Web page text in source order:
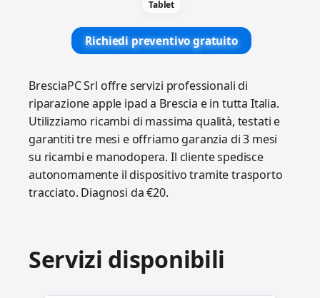
Tablet
Richiedi preventivo gratuito
BresciaPC Srl offre servizi professionali di
riparazione apple ipad a Brescia e in tutta Italia.
Utilizziamo ricambi di massima qualità, testati e
garantiti tre mesi e offriamo garanzia di 3 mesi
su ricambi e manodopera. Il cliente spedisce
autonomamente il dispositivo tramite trasporto
tracciato. Diagnosi da €20.
Servizi disponibili